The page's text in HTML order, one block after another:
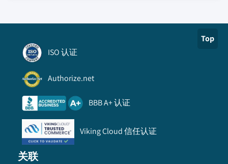
Top
ISO 认证
Authorize.net
BBB A+ 认证
Viking Cloud 信任认证
关联